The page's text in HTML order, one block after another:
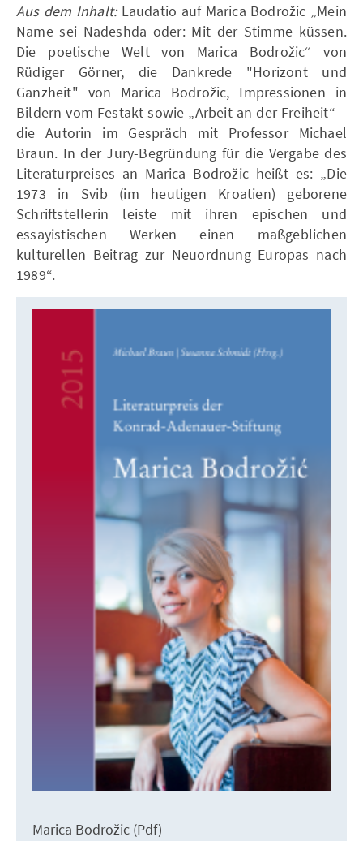
Aus dem Inhalt:Laudatio auf Marica Bodrožic „Mein
Name sei Nadeshda oder: Mit der Stimme küssen.
Die poetische Welt von Marica Bodrožic“ von
Rüdiger Görner, die Dankrede "Horizont und
Ganzheit" von Marica Bodrožic, Impressionen in
Bildern vom Festakt sowie „Arbeit an der Freiheit“ –
die Autorin im Gespräch mit Professor Michael
Braun. In der Jury-Begründung für die Vergabe des
Literaturpreises an Marica Bodrožic heißt es: „Die
1973 in Svib (im heutigen Kroatien) geborene
Schriftstellerin leiste mit ihren epischen und
essayistischen Werken einen maßgeblichen
kulturellen Beitrag zur Neuordnung Europas nach
1989“.
Marica Bodrožic (Pdf)